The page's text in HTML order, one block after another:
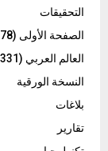
التحقيقات
الصفحة الأولى (2٬178)
العالم العربي (2٬331)
النسخة الورقية
بلاغات
تقارير